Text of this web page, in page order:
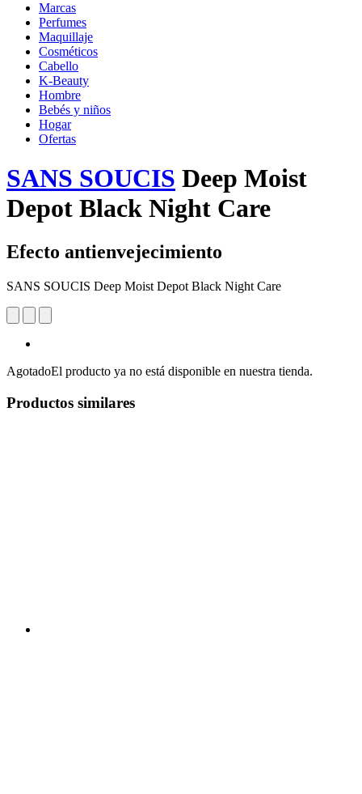
Marcas
Perfumes
Maquillaje
Cosméticos
Cabello
K-Beauty
Hombre
Bebés y niños
Hogar
Ofertas
SANS SOUCIS Deep Moist
Depot Black Night Care
Efecto antienvejecimiento
SANS SOUCIS Deep Moist Depot Black Night Care
AgotadoEl producto ya no está disponible en nuestra tienda.
Productos similares